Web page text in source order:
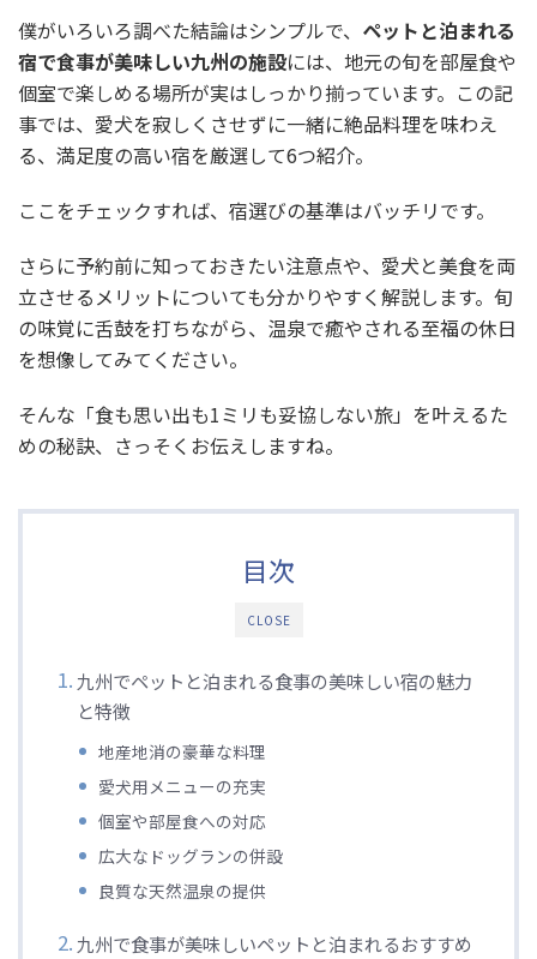
僕がいろいろ調べた結論はシンプルで、 ペットと泊まれる
宿で食事が美味しい九州の施設には、地元の旬を部屋食や
個室で楽しめる場所が実はしっかり揃っています。この記
事では、愛犬を寂しくさせずに一緒に絶品料理を味わえ
る、満足度の高い宿を厳選して6つ紹介。
ここをチェックすれば、宿選びの基準はバッチリです。
さらに予約前に知っておきたい注意点や、愛犬と美食を両
立させるメリットについても分かりやすく解説します。旬
の味覚に舌鼓を打ちながら、温泉で癒やされる至福の休日
を想像してみてください。
そんな「食も思い出も1ミリも妥協しない旅」を叶えるた
めの秘訣、さっそくお伝えしますね。
CLOSE
目次
九州でペットと泊まれる食事の美味しい宿の魅力
と特徴
地産地消の豪華な料理
愛犬用メニューの充実
個室や部屋食への対応
広大なドッグランの併設
良質な天然温泉の提供
九州で食事が美味しいペットと泊まれるおすすめ